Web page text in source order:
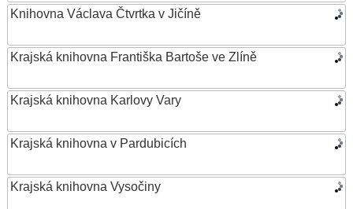
Knihovna Václava Čtvrtka v Jičíně
Krajská knihovna Františka Bartoše ve Zlíně
Krajská knihovna Karlovy Vary
Krajská knihovna v Pardubicích
Krajská knihovna Vysočiny